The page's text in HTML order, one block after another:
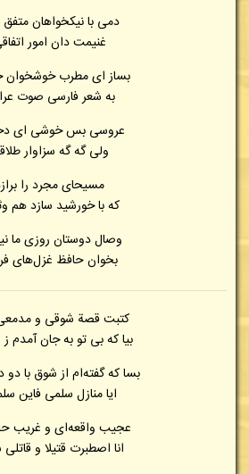
دمی با نیکخواهان
غنیمت دان امور
بساز ای مطرب خوشخوان
به شعر فارسی صوت
عروسی بس خوشی ای
ولی گه گه سزاوار
مسیحای مجرد را
که با خورشید سازد هم
وصال دوستان روزی ما
بخوان حافظ غزل‌های
کتبت قصة شوقی و
بیا که بی تو به جان آمدم
بسا که گفته‌ام از شوق با دو
ایا منازل سلمی فاین
عجیب واقعه‌ای و غریب
انا اصطبرت قتیلا و